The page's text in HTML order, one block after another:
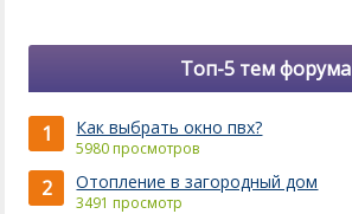
Топ-5 тем форума
1 Как выбрать окно пвх?
5980 просмотров
2 Отопление в загородный дом
3491 просмотр